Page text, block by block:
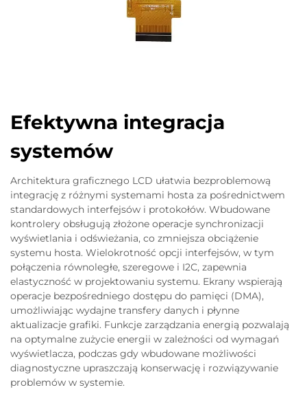
Efektywna integracja
systemów
Architektura graficznego LCD ułatwia bezproblemową
integrację z różnymi systemami hosta za pośrednictwem
standardowych interfejsów i protokołów. Wbudowane
kontrolery obsługują złożone operacje synchronizacji
wyświetlania i odświeżania, co zmniejsza obciążenie
systemu hosta. Wielokrotność opcji interfejsów, w tym
połączenia równoległe, szeregowe i I2C, zapewnia
elastyczność w projektowaniu systemu. Ekrany wspierają
operacje bezpośredniego dostępu do pamięci (DMA),
umożliwiając wydajne transfery danych i płynne
aktualizacje grafiki. Funkcje zarządzania energią pozwalają
na optymalne zużycie energii w zależności od wymagań
wyświetlacza, podczas gdy wbudowane możliwości
diagnostyczne upraszczają konserwację i rozwiązywanie
problemów w systemie.